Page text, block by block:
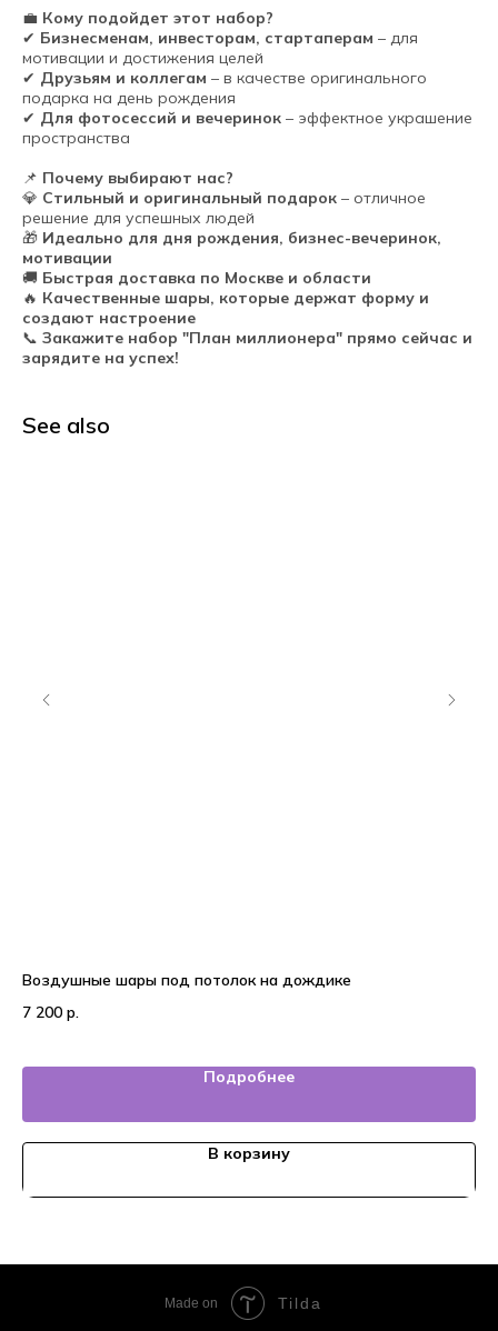
💼 Кому подойдет этот набор?
✔ Бизнесменам, инвесторам, стартаперам – для
мотивации и достижения целей
✔ Друзьям и коллегам – в качестве оригинального
подарка на день рождения
✔ Для фотосессий и вечеринок – эффектное украшение
пространства
📌 Почему выбирают нас?
💎 Стильный и оригинальный подарок – отличное
решение для успешных людей
🎁 Идеально для дня рождения, бизнес-вечеринок,
мотивации
🚚 Быстрая доставка по Москве и области
🔥 Качественные шары, которые держат форму и
создают настроение
📞 Закажите набор "План миллионера" прямо сейчас и
зарядите на успех!
See also
Воздушные шары под потолок на дождике
7 200 р.
Подробнее
В корзину
Made on Tilda